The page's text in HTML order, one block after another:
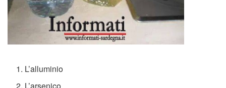
L’alluminio
L’arsenico